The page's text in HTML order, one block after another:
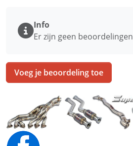
Info
Er zijn geen beoordelingen
Voeg je beoordeling toe